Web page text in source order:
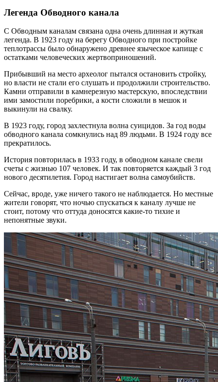
Легенда Обводного канала
С Обводным каналам связана одна очень длинная и жуткая
легенда. В 1923 году на берегу Обводного при постройке
теплотрассы было обнаружено древнее языческое капище с
остатками человеческих жертвоприношений.
Прибывший на место археолог пытался остановить стройку,
но власти не стали его слушать и продолжили строительство.
Камни отправили в камнерезную мастерскую, впоследствии
ими замостили поребрики, а кости сложили в мешок и
выкинули на свалку.
В 1923 году, город захлестнула волна суицидов. За год воды
обводного канала сомкнулись над 89 людьми. В 1924 году все
прекратилось.
История повторилась в 1933 году, в обводном канале свели
счеты с жизнью 107 человек. И так повторяется каждый 3 год
нового десятилетия. Город настигает волна самоубийств.
Сейчас, вроде, уже ничего такого не наблюдается. Но местные
жители говорят, что ночью спускаться к каналу лучше не
стоит, потому что оттуда доносятся какие-то тихие и
непонятные звуки.